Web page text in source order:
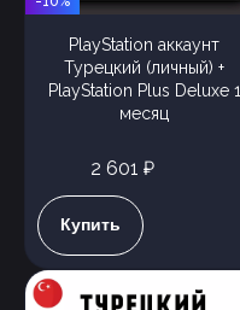
PlayStation аккаунт
Турецкий (личный) +
PlayStation Plus Deluxe 1
месяц
2 601 ₽
Купить